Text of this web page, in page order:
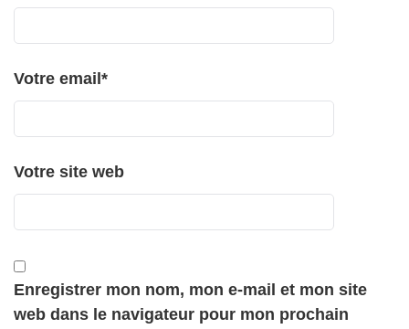
Votre email *
Votre site web
Enregistrer mon nom, mon e-mail et mon site
web dans le navigateur pour mon prochain